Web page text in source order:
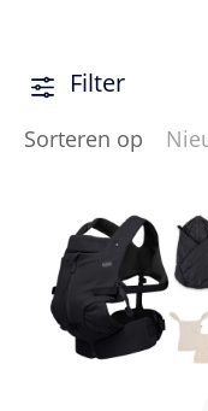
Filter
Sorteren op